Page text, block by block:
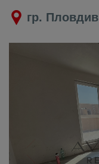
гр. Пловдив